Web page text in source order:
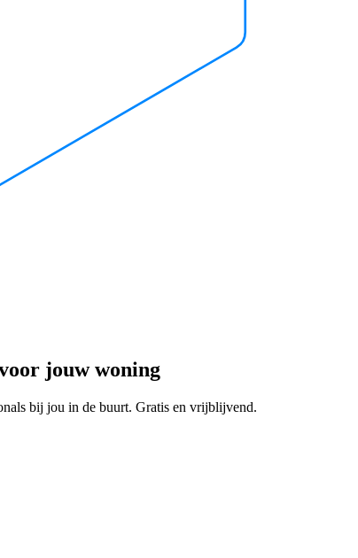
jouw woning
bij jou in de buurt. Gratis en vrijblijvend.